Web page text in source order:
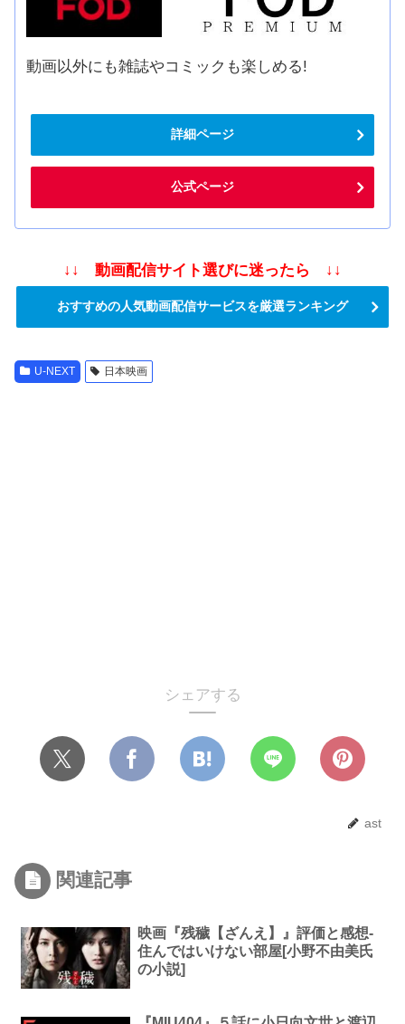
動画以外にも雑誌やコミックも楽しめる!
詳細ページ
公式ページ
↓↓ 動画配信サイト選びに迷ったら ↓↓
おすすめの人気動画配信サービスを厳選ランキング
U-NEXT 日本映画
シェアする
ast
関連記事
映画『残穢【ざんえ】』評価と感想-
住んではいけない部屋[小野不由美氏
の小説]